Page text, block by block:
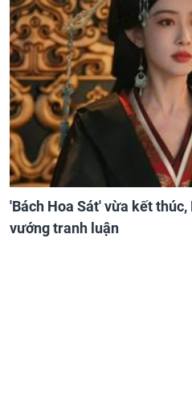
'Bách Hoa Sát' vừa kết
vướng tranh luận